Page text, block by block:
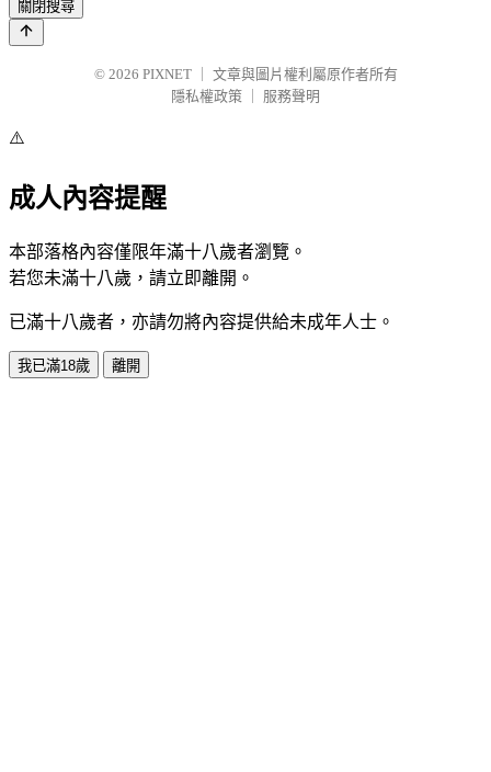
關閉搜尋
© 2026 PIXNET
文章與圖片權利屬原作者所有
隱私權政策
服務聲明
⚠️
成人內容提醒
本部落格內容僅限年滿十八歲者瀏覽。
若您未滿十八歲，請立即離開。
已滿十八歲者，亦請勿將內容提供給未成年人士。
我已滿18歲 離開